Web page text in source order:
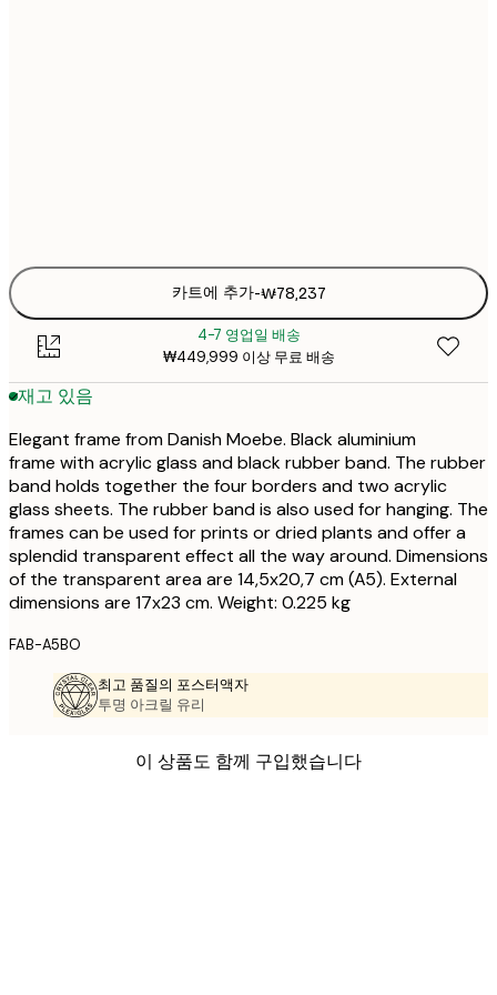
카트에 추가-₩78,237
4-7 영업일 배송
₩449,999 이상 무료 배송
재고 있음
Elegant frame from Danish Moebe. Black aluminium
frame with acrylic glass and black rubber band. The rubber
band holds together the four borders and two acrylic
glass sheets. The rubber band is also used for hanging. The
frames can be used for prints or dried plants and offer a
splendid transparent effect all the way around. Dimensions
of the transparent area are 14,5x20,7 cm (A5). External
dimensions are 17x23 cm. Weight: 0.225 kg
FAB-A5BO
최고 품질의 포스터액자
투명 아크릴 유리
이 상품도 함께 구입했습니다